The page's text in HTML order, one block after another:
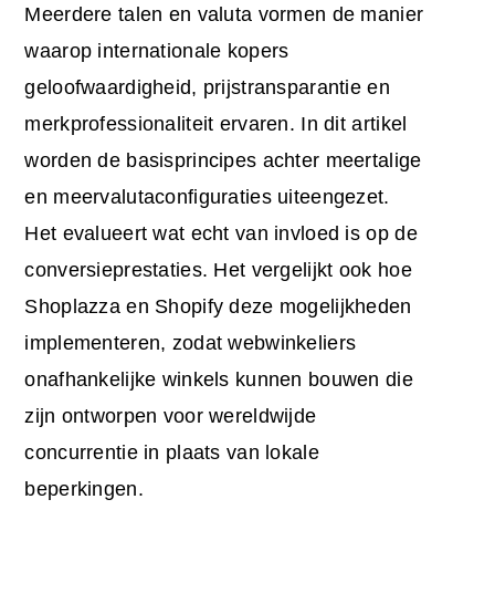
Meerdere talen en valuta vormen de manier
waarop internationale kopers
geloofwaardigheid, prijstransparantie en
merkprofessionaliteit ervaren. In dit artikel
worden de basisprincipes achter meertalige
en meervalutaconfiguraties uiteengezet.
Het evalueert wat echt van invloed is op de
conversieprestaties. Het vergelijkt ook hoe
Shoplazza en Shopify deze mogelijkheden
implementeren, zodat webwinkeliers
onafhankelijke winkels kunnen bouwen die
zijn ontworpen voor wereldwijde
concurrentie in plaats van lokale
beperkingen.